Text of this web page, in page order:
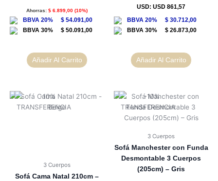
Ahorras: $ 6.899,00 (10%)
$ 54.091,00
$ 50.091,00
Añadir Al Carrito
USD: USD 861,57
$ 30.712,00
$ 26.873,00
Añadir Al Carrito
3 Cuerpos
Sofá Cama Natal 210cm –
3 Cuerpos
Sofá Manchester con Funda
Desmontable 3 Cuerpos
(205cm) – Gris